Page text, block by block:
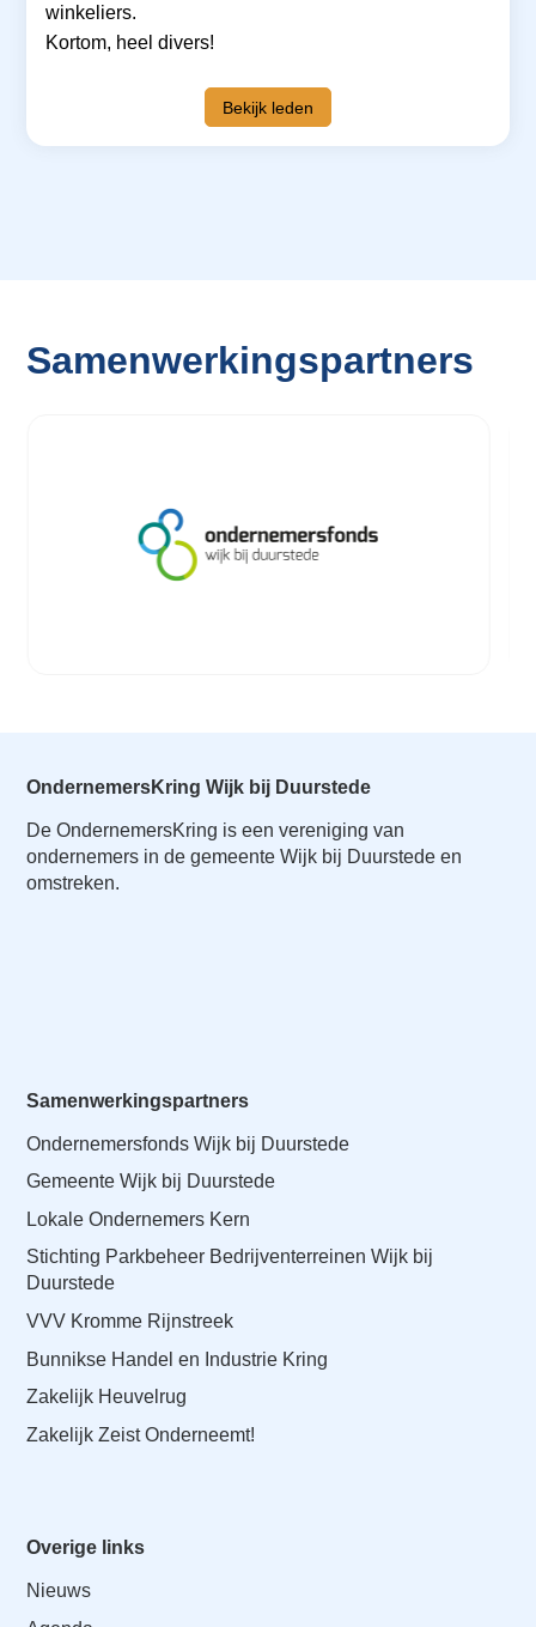
winkeliers.
Kortom, heel divers!
Bekijk leden
Samenwerkingspartners
OndernemersKring Wijk bij Duurstede
De OndernemersKring is een vereniging van
ondernemers in de gemeente Wijk bij Duurstede en
omstreken.
Samenwerkingspartners
Ondernemersfonds Wijk bij Duurstede
Gemeente Wijk bij Duurstede
Lokale Ondernemers Kern
Stichting Parkbeheer Bedrijventerreinen Wijk bij
Duurstede
VVV Kromme Rijnstreek
Bunnikse Handel en Industrie Kring
Zakelijk Heuvelrug
Zakelijk Zeist Onderneemt!
Overige links
Nieuws